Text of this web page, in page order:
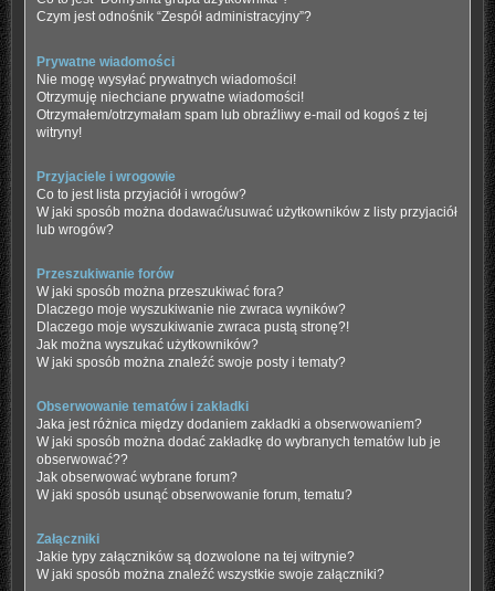
Czym jest odnośnik “Zespół administracyjny”?
Prywatne wiadomości
Nie mogę wysyłać prywatnych wiadomości!
Otrzymuję niechciane prywatne wiadomości!
Otrzymałem/otrzymałam spam lub obraźliwy e-mail od kogoś z tej
witryny!
Przyjaciele i wrogowie
Co to jest lista przyjaciół i wrogów?
W jaki sposób można dodawać/usuwać użytkowników z listy przyjaciół
lub wrogów?
Przeszukiwanie forów
W jaki sposób można przeszukiwać fora?
Dlaczego moje wyszukiwanie nie zwraca wyników?
Dlaczego moje wyszukiwanie zwraca pustą stronę?!
Jak można wyszukać użytkowników?
W jaki sposób można znaleźć swoje posty i tematy?
Obserwowanie tematów i zakładki
Jaka jest różnica między dodaniem zakładki a obserwowaniem?
W jaki sposób można dodać zakładkę do wybranych tematów lub je
obserwować??
Jak obserwować wybrane forum?
W jaki sposób usunąć obserwowanie forum, tematu?
Załączniki
Jakie typy załączników są dozwolone na tej witrynie?
W jaki sposób można znaleźć wszystkie swoje załączniki?